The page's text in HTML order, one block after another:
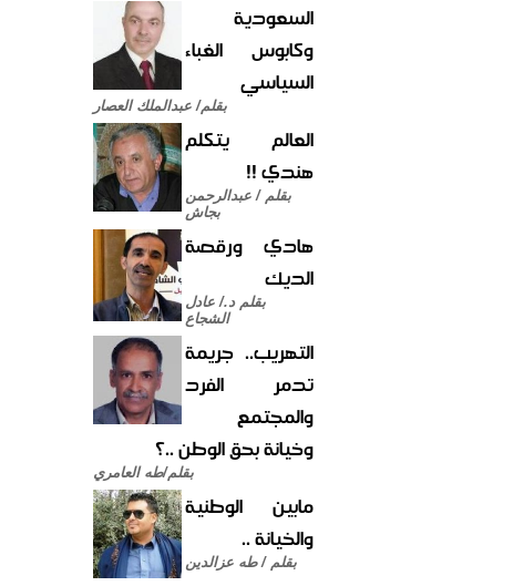
السعودية
وكابوس الغباء
السياسي
بقلم/ عبدالملك العصار
العالم يتكلم
هندي !!
بقلم / عبدالرحمن
بجاش
هادي ورقصة
الديك
بقلم د./ عادل
الشجاع
التهريب.. جريمة
تدمر الفرد
والمجتمع
وخيانة بحق الوطن ..؟
بقلم/طه العامري
مابين الوطنية
والخيانة ..
بقلم / طه عزالدين